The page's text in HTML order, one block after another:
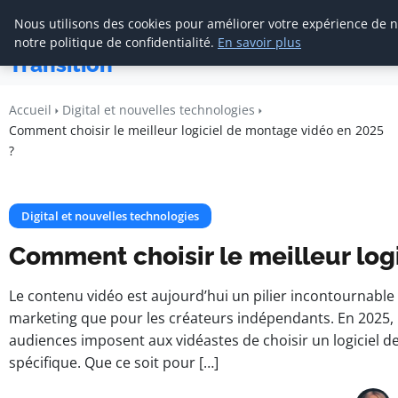
Cabinet De
Management De
Transition
Accueil
Digital et nouvelles technologies
Comment choisir le meilleur logiciel de montage vidéo en 2025
?
Digital et nouvelles technologies
Comment choisir le meilleur
Le contenu vidéo est aujourd’hui un pilier
marketing que pour les créateurs indépendants. En
audiences imposent aux vidéastes de choisir un logiciel
spécifique. Que ce soit pour […]
Nous utilisons des cookies pour améliorer votre expérience de
notre politique de confidentialité. En savoir plus